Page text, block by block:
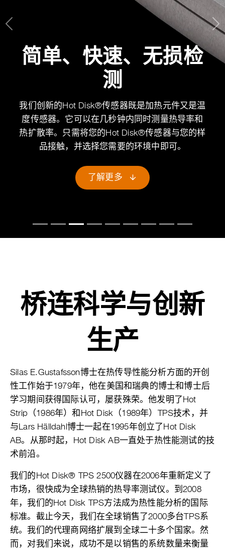
简单、快速、无损检
测
我们创新的Hot Disk®传感器既是加热元件又是温
度传感器。它可以在几秒钟内同时测量热导率和
热扩散率。只需将您的Hot Disk®传感器与您的样
品接触，并选择您需要的环境中即可。
了解更多
Previous
桥连科学与创新
生产
Silas E.Gustafsson博士在热传导性能分析方面的开创
性工作始于1979年，他在美国和瑞典的博士和博士后
学习期间获得国际认可，屡获殊荣。他发明了Hot
Strip（1986年）和Hot Disk（1989年）TPS技术，并
与Lars Hälldahl博士一起在1995年创立了Hot Disk
AB。从那时起，Hot Disk AB一直处于热性能测试的技
术前沿。
我们的Hot Disk® TPS 2500仪器在2006年重新定义了
市场，很快成为全球热销的热导率测试仪。到2008
年，我们的Hot Disk TPS方法成为热性能分析的国际
标准。截止今天，我们在全球销售了2000多台TPS系
统。我们的代理商网络扩展到全球二十多个国家。然
而，对我们来说，成功不是以销售的系统数量来衡量